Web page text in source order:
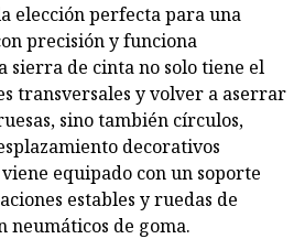
elección perfecta para una
precisión y funciona
sierra de cinta no solo tiene el
transversales y volver a aserrar
sino también círculos,
decorativos
equipado con un soporte
estables y ruedas de
neumáticos de goma.